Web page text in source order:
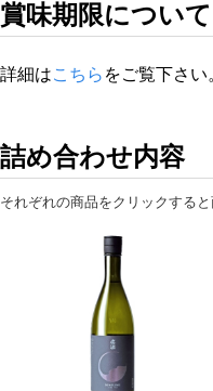
賞味期限について
詳細はこちらをご覧下さい。
詰め合わせ内容
それぞれの商品をクリックする